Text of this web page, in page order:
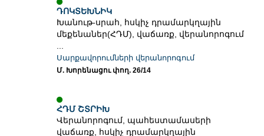
ԴՈԿՏԵԽՆԻԿ
Խանութ-սրահ, հսկիչ դրամարկղային
մեքենաներ(ՀԴՄ), վաճառք, վերանորոգում
Սարքավորումների վերանորոգում
Մ. Խորենացու փող. 26/14
ՀԴՄ ՇՏՐԻԽ
Վերանորոգում, պահեստամասերի
վաճառք, հսկիչ դրամարկղային